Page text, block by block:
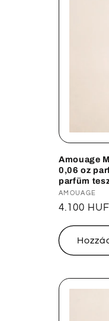
Amouage
0,06 oz
parfüm
AMOUAGE
Normál
4.100 HUF